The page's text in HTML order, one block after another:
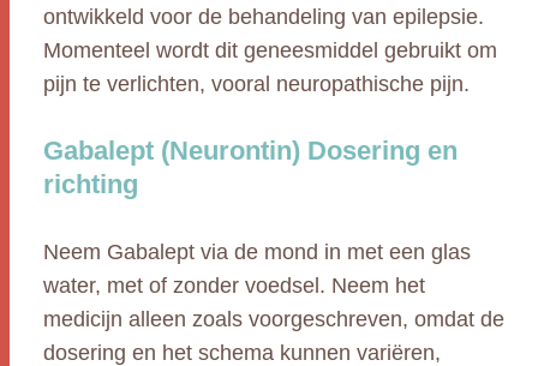
ontwikkeld voor de behandeling van epilepsie.
Momenteel wordt dit geneesmiddel gebruikt om
pijn te verlichten, vooral neuropathische pijn.
Gabalept (Neurontin) Dosering en
richting
Neem Gabalept via de mond in met een glas
water, met of zonder voedsel. Neem het
medicijn alleen zoals voorgeschreven, omdat de
dosering en het schema kunnen variëren,